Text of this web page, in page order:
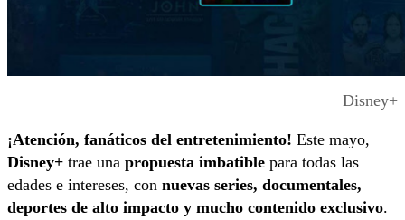
Disney+
¡Atención, fanáticos del entretenimiento! Este mayo,
Disney+ trae una propuesta imbatible para todas las
edades e intereses, con nuevas series, documentales,
deportes de alto impacto y mucho contenido exclusivo.